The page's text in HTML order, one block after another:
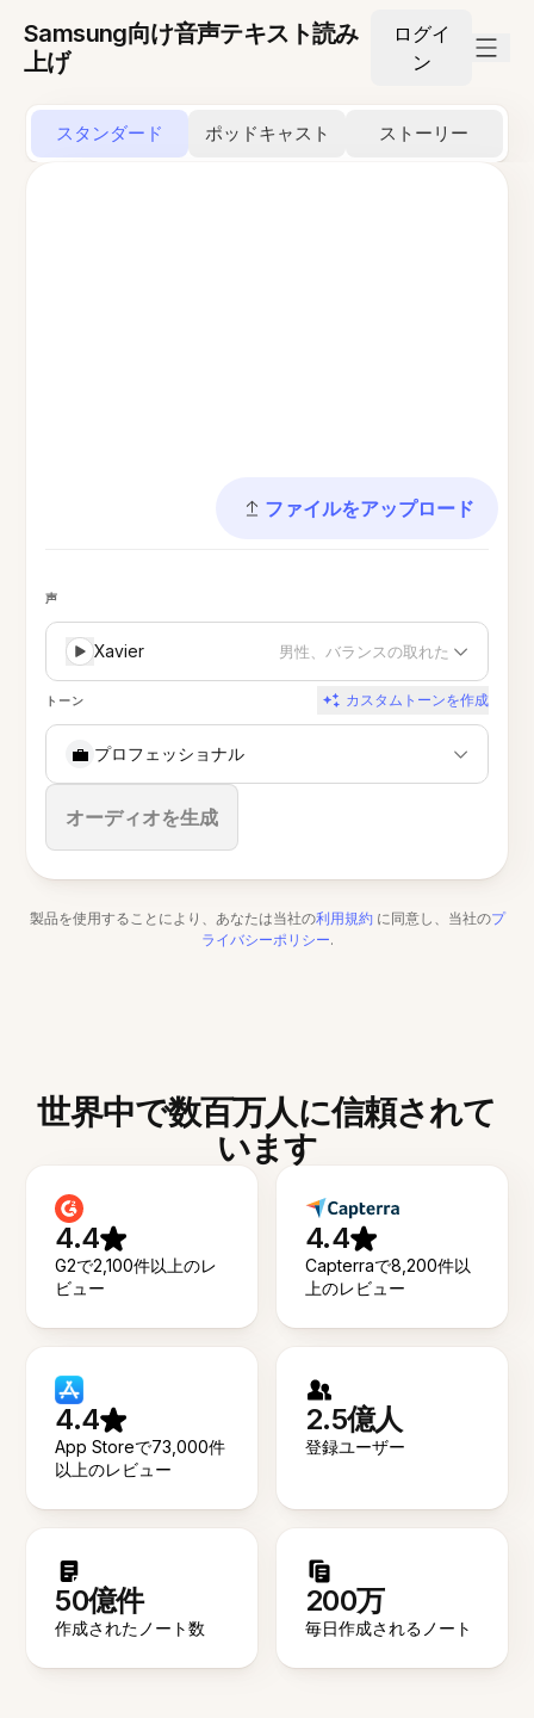
Samsung向け音声テキスト読み
上げ
ログイ
ン
スタンダード ポッドキャスト ストーリー
ファイルをアップロード
声
Xavier 男性、バランスの取れた
トーン カスタムトーンを作成
💼 プロフェッショナル
オーディオを生成
停止
製品を使用することにより、あなたは当社の利用規約 に同意し、当社のプ
ライバシーポリシー.
世界中で数百万人に信頼されて
います
4.4
G2で2,100件以上のレ
ビュー
4.4
Capterraで8,200件以
上のレビュー
4.4
App Storeで73,000件
以上のレビュー
2.5億人
登録ユーザー
50億件
作成されたノート数
200万
毎日作成されるノート